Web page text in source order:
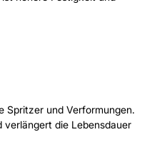
Spritzer und Verformungen.
verlängert die Lebensdauer